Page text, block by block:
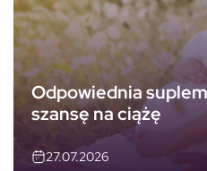
Odpowiednia
szansę na ciążę
27.07.2026